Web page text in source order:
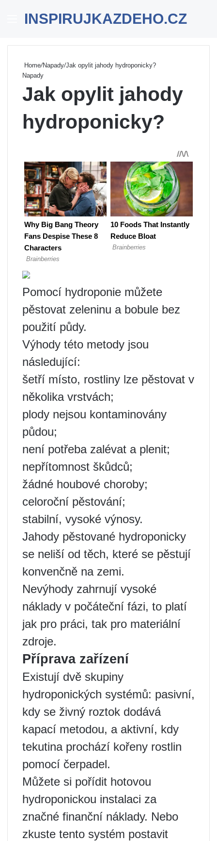
Menu
INSPIRUJKAZDEHO.CZ
Home/Napady/Jak opylit jahody hydroponicky?
Napady
Jak opylit jahody
hydroponicky?
Pomocí hydroponie můžete
pěstovat zeleninu a bobule bez
použití půdy.
Výhody této metody jsou
následující:
šetří místo, rostliny lze pěstovat v
několika vrstvách;
plody nejsou kontaminovány
půdou;
není potřeba zalévat a plenit;
nepřítomnost škůdců;
žádné houbové choroby;
celoroční pěstování;
stabilní, vysoké výnosy.
Jahody pěstované hydroponicky
se neliší od těch, které se pěstují
konvenčně na zemi.
Nevýhody zahrnují vysoké
náklady v počáteční fázi, to platí
jak pro práci, tak pro materiální
zdroje.
Příprava zařízení
Existují dvě skupiny
hydroponických systémů: pasivní,
kdy se živný roztok dodává
kapací metodou, a aktivní, kdy
tekutina prochází kořeny rostlin
pomocí čerpadel.
Můžete si pořídit hotovou
hydroponickou instalaci za
značné finanční náklady. Nebo
zkuste tento systém postavit